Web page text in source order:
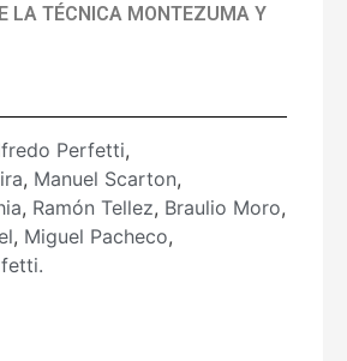
LA TÉCNICA MONTEZUMA Y
Perfetti,
, Manuel Scarton,
, Ramón Tellez, Braulio Moro,
, Miguel Pacheco,